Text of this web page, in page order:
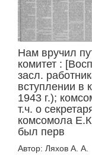
Нам вручил
комитет :
засл.
вступлении в
1943 г.);
т.ч. о
комсомола
был перв
Автор: Ляхов А. А.